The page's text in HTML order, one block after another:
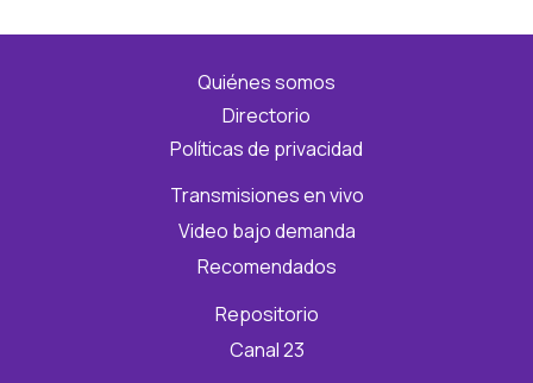
Quiénes somos
Directorio
Políticas de privacidad
Transmisiones en vivo
Video bajo demanda
Recomendados
Repositorio
Canal 23